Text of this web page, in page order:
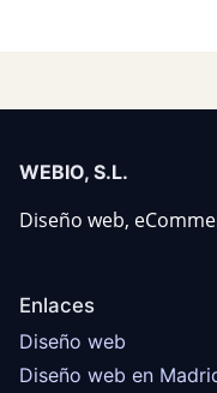
WEBIO, S.L.
Diseño web,
Enlaces
Diseño web
Diseño web en